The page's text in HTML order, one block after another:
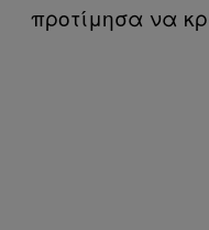
προτίμησα να